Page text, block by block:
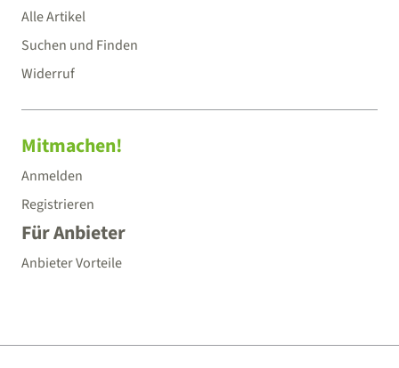
Alle Artikel
Suchen und Finden
Widerruf
Mitmachen!
Anmelden
Registrieren
Für Anbieter
Anbieter Vorteile